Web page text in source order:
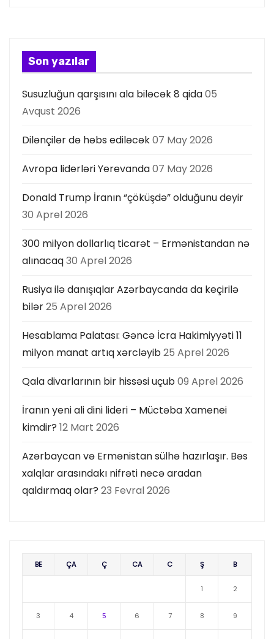
a
ı
Son yazılar
Susuzluğun qarşısını ala biləcək 8 qida05
Avqust 2026
Dilənçilər də həbs ediləcək07 May 2026
Avropa liderləri Yerevanda07 May 2026
Donald Trump İranın “çöküşdə” olduğunu deyir
30 Aprel 2026
300 milyon dollarlıq ticarət – Ermənistandan nə
alınacaq30 Aprel 2026
Rusiya ilə danışıqlar Azərbaycanda da keçirilə
bilər25 Aprel 2026
Hesablama Palatası: Gəncə İcra Hakimiyyəti 11
milyon manat artıq xərcləyib25 Aprel 2026
Qala divarlarının bir hissəsi uçub09 Aprel 2026
İranın yeni ali dini lideri – Müctəba Xamenei
kimdir? 12 Mart 2026
Azərbaycan və Ermənistan sülhə hazırlaşır. Bəs
xalqlar arasındakı nifrəti necə aradan
qaldırmaq olar? 23 Fevral 2026
BE ÇA Ç CA C Ş B
1 2
3 4 5 6 7 8 9